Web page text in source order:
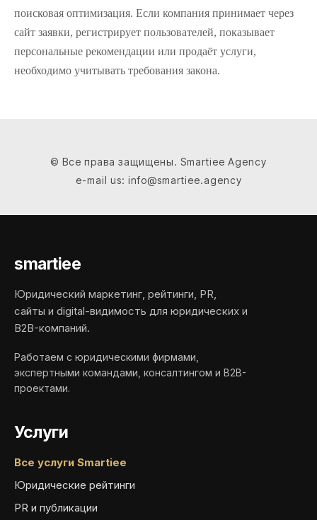
поисковая оптимизация. Если компания принимает через
сайт заявки, регистрирует пользователей, показывает
персональные рекомендации или продаёт услуги,
необходимо учитывать требования закона.
© Все права защищены. Smartiee Agency
e-mail us: info@smartiee.agency
smartiee
Юридический маркетинг, рейтинги, PR,
сайты и digital-видимость для юридических и
B2B-компаний.
Работаем с юридическими фирмами,
экспертными командами, консалтингом и B2B-
проектами.
Услуги
Все услуги Smartiee
Юридические рейтинги
PR и публикации